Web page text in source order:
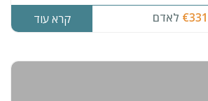
€331 לאדם קרא עוד